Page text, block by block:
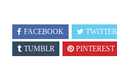
FACEBOOK TWITTER
TUMBLR
PINTEREST